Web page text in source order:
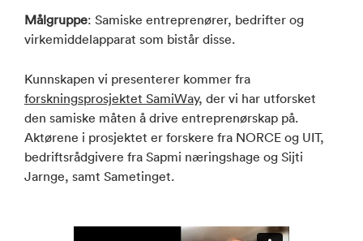
Målgruppe: Samiske entreprenører, bedrifter og
virkemiddelapparat som bistår disse.
Kunnskapen vi presenterer kommer fra
forskningsprosjektet SamiWay, der vi har utforsket
den samiske måten å drive entreprenørskap på.
Aktørene i prosjektet er forskere fra NORCE og UIT,
bedriftsrådgivere fra Sapmi næringshage og Sijti
Jarnge, samt Sametinget.